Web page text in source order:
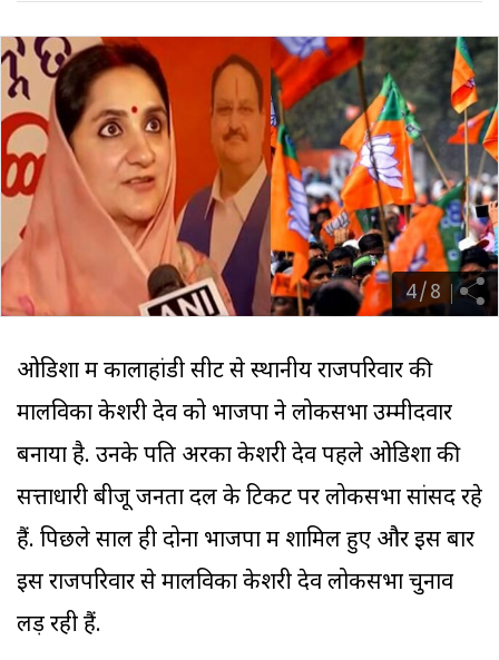
4/8
ओडिशा में कालाहांडी सीट से स्थानीय राजपरिवार की
मालविका केशरी देव को भाजपा ने लोकसभा उम्मीदवार
बनाया है. उनके पति अरका केशरी देव पहले ओडिशा की
सत्ताधारी बीजू जनता दल के टिकट पर लोकसभा सांसद रहे
हैं. पिछले साल ही दोनों भाजपा में शामिल हुए और इस बार
इस राजपरिवार से मा​लविका केशरी देव लोकसभा चुनाव
लड़ रही हैं.